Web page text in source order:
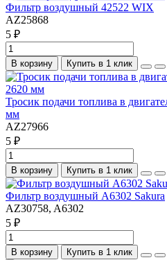
Фильтр воздушный 42522 WIX
AZ25868
5 ₽
В корзину Купить в 1 клик
Тросик подачи топлива в
мм
AZ27966
5 ₽
В корзину Купить в 1 клик
Фильтр воздушный A6302 Sakura
AZ30758, A6302
5 ₽
В корзину Купить в 1 клик